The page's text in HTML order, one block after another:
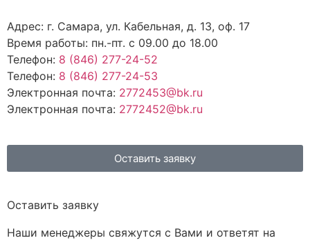
Адрес: г. Самара, ул. Кабельная, д. 13, оф. 17
Время работы: пн.-пт. с 09.00 до 18.00
Телефон: 8 (846) 277-24-52
Телефон: 8 (846) 277-24-53
Электронная почта: 2772453@bk.ru
Электронная почта: 2772452@bk.ru
Оставить заявку
Оставить заявку
Наши менеджеры свяжутся с Вами и ответят на